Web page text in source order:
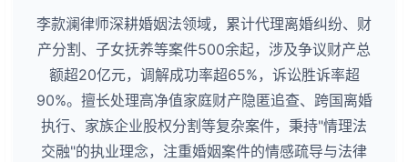
李款澜律师深耕婚姻法领域，累计代理离婚纠纷、财
产分割、子女抚养等案件500余起，涉及争议财产总
额超20亿元，调解成功率超65%，诉讼胜诉率超
90%。擅长处理高净值家庭财产隐匿追查、跨国离婚
执行、家族企业股权分割等复杂案件，秉持"情理法
交融"的执业理念，注重婚姻案件的情感疏导与法律